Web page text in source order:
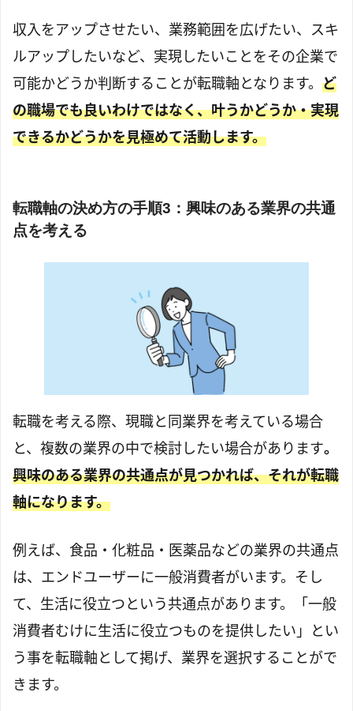
収入をアップさせたい、業務範囲を広げたい、スキ
ルアップしたいなど、実現したいことをその企業で
可能かどうか判断することが転職軸となります。 ど
の職場でも良いわけではなく、叶うかどうか・実現
できるかどうかを見極めて活動します。
転職軸の決め方の手順3：興味のある業界の共通
点を考える
転職を考える際、現職と同業界を考えている場合
と、複数の業界の中で検討したい場合があります。
興味のある業界の共通点が見つかれば、それが転職
軸になります。
例えば、食品・化粧品・医薬品などの業界の共通点
は、エンドユーザーに一般消費者がいます。そし
て、生活に役立つという共通点があります。「一般
消費者むけに生活に役立つものを提供したい」とい
う事を転職軸として掲げ、業界を選択することがで
きます。